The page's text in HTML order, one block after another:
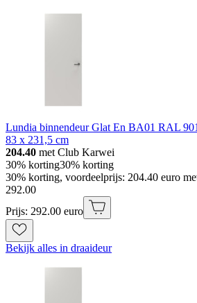
Lundia binnendeur Glat En BA01 RAL
83 x 231,5 cm
204.40 met Club Karwei
30% korting30% korting
30% korting, voordeelprijs: 204.40 euro
292.00
Prijs: 292.00 euro
Bekijk alles in draaideur